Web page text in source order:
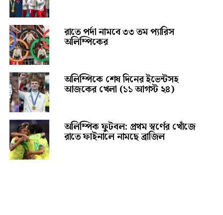
রাতে পর্দা নামবে ৩৩ তম প্যারিস
অলিম্পিকের
অলিম্পিকে শেষ দিনের ইভেন্টসহ
আজকের খেলা (১১ আগস্ট ২৪)
অলিম্পিক ফুটবল: প্রথম স্বর্ণের খোঁজে
রাতে ফাইনালে নামছে ব্রাজিল